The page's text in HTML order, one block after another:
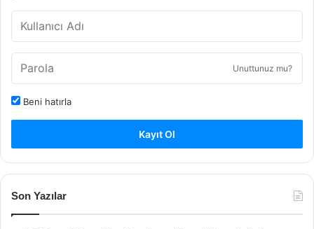
Unuttunuz mu?
Beni hatırla
Kayıt Ol
Son Yazılar